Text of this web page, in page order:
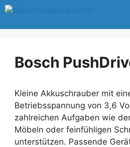
Zum
springen
Bosch
Kleine Akkuschrauber mit
Betriebsspannung von 3,6
zahlreichen Aufgaben wie
Möbeln oder feinfühligen
unterstützen. Passende